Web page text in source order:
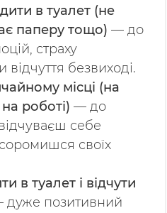
в туалет (не
паперу тощо) — до
страху
відчуття безвиході.
місці (на
на роботі) — до
себе
своїх
в туалет і відчути
дуже позитивний